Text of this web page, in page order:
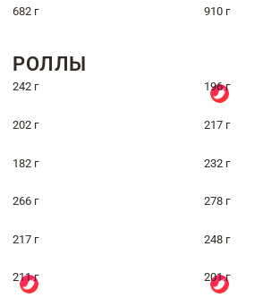
682 г 910 г
РОЛЛЫ
242 г 196 г
202 г 217 г
182 г 232 г
266 г 278 г
217 г 248 г
211 г 201 г